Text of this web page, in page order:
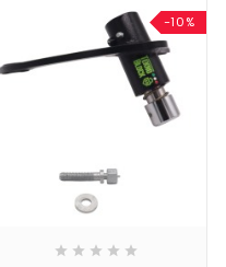
-10%
    